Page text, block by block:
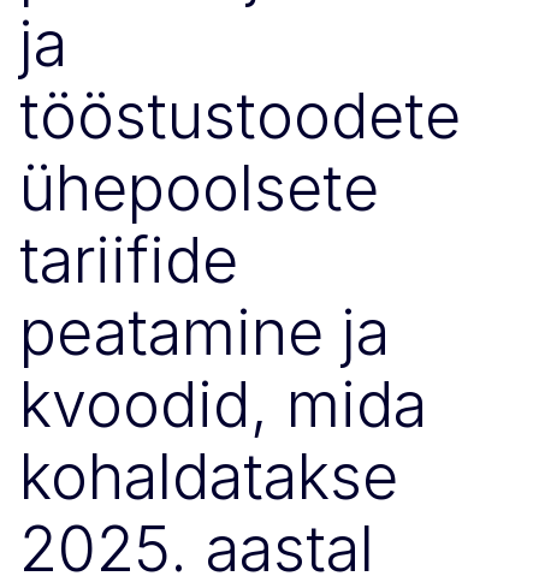
ja
tööstustoodete
ühepoolsete
tariifide
peatamine ja
kvoodid, mida
kohaldatakse
2025. aastal